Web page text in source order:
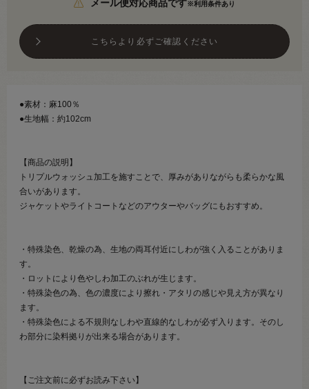
メール便対応商品です※利用条件あり
こちらより必ずご確認ください
●素材：麻100％
●生地幅：約102cm
【商品の説明】
トリプルウォッシュ加工を施すことで、厚みがありながらも柔らかな風
合いがあります。
ジャケットやライトコートなどのアウターやバッグにもおすすめ。
・特殊染色、乾燥の為、生地の両耳付近にしわが強く入ることがありま
す。
・ロットにより色やしわ加工のぶれが生じます。
・特殊染色の為、色の濃度により擦れ・アタリの感じや見え方が異なり
ます。
・特殊染色による不規則なしわや直線的なしわが必ず入ります。そのし
わ部分に染料拠りが出来る場合があります。
【ご注文前に必ずお読み下さい】